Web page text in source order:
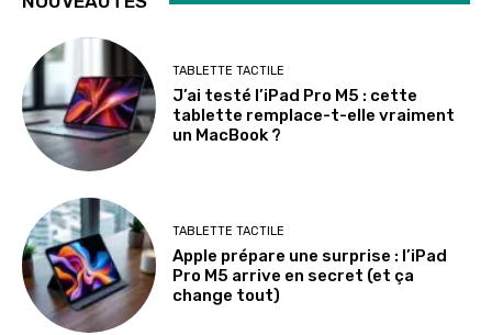
TABLETTE TACTILE
J’ai testé l’iPad Pro M5 : cette
tablette remplace-t-elle vraiment
un MacBook ?
TABLETTE TACTILE
Apple prépare une surprise : l’iPad
Pro M5 arrive en secret (et ça
change tout)